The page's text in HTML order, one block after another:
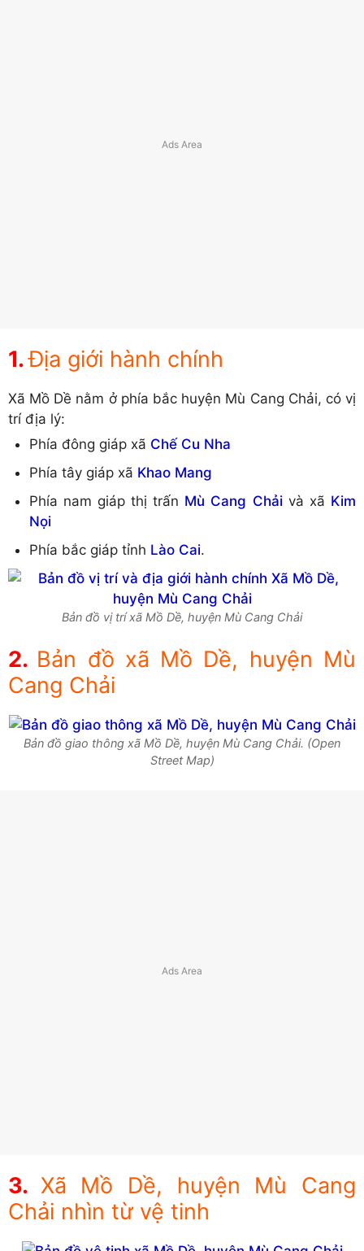
Địa giới hành chính
Xã Mồ Dề nằm ở phía bắc huyện Mù Cang Chải, có vị
trí địa lý:
Phía đông giáp xã Chế Cu Nha
Phía tây giáp xã Khao Mang
Phía nam giáp thị trấn Mù Cang Chảivà xã Kim
Nọi
Phía bắc giáp tỉnh Lào Cai.
Bản đồ vị trí xã Mồ Dề, huyện Mù Cang Chải
Bản đồ xã Mồ Dề, huyện Mù
Cang Chải
Bản đồ giao thông xã Mồ Dề, huyện Mù Cang Chải. (Open
Street Map)
Xã Mồ Dề, huyện Mù Cang
Chải nhìn từ vệ tinh